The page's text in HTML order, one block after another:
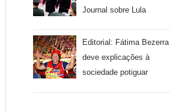
Journal sobre Lula
Editorial: Fátima Bezerra
deve explicações à
sociedade potiguar